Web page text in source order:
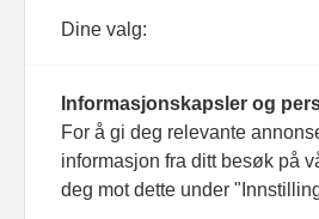
Debattinnlegg, tips og andre
Footer hovednavigasjon
Aktuelt
Dine valg:
Informasjonskapsler og
For å gi deg relevante
informasjon fra ditt besøk på
deg mot dette under